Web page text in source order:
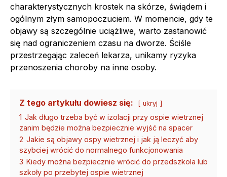
charakterystycznych krostek na skórze, świądem i
ogólnym złym samopoczuciem. W momencie, gdy te
objawy są szczególnie uciążliwe, warto zastanowić
się nad ograniczeniem czasu na dworze. Ściśle
przestrzegając zaleceń lekarza, unikamy ryzyka
przenoszenia choroby na inne osoby.
Z tego artykułu dowiesz się: ukryj
1 Jak długo trzeba być w izolacji przy ospie wietrznej
zanim będzie można bezpiecznie wyjść na spacer
2 Jakie są objawy ospy wietrznej i jak ją leczyć aby
szybciej wrócić do normalnego funkcjonowania
3 Kiedy można bezpiecznie wrócić do przedszkola lub
szkoły po przebytej ospie wietrznej